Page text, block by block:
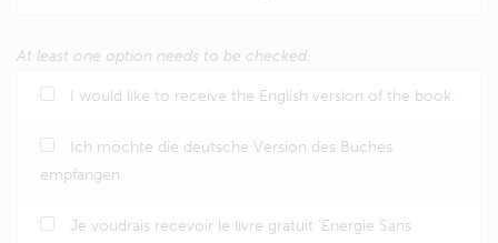
At least one option needs to be checked.
I would like to receive the English version of the book.
Ich möchte die deutsche Version des Buches
empfangen.
Je voudrais recevoir le livre gratuit 'Energie Sans